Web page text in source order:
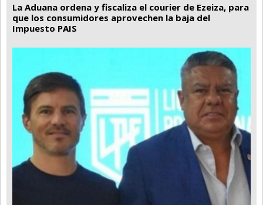
La Aduana ordena y fiscaliza el courier de Ezeiza, para
que los consumidores aprovechen la baja del
Impuesto PAIS